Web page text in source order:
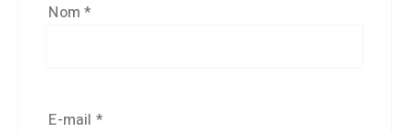
Nom*
E-mail *